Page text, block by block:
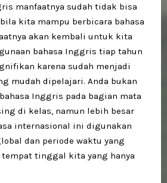
manfaatnya sudah tidak bisa
kita mampu berbicara bahasa
akan kembali untuk kita
bahasa Inggris tiap tahun
karena sudah menjadi
mudah dipelajari. Anda bukan
Inggris pada bagian mata
di kelas, namun lebih besar
internasional ini digunakan
dan periode waktu yang
tinggal kita yang hanya